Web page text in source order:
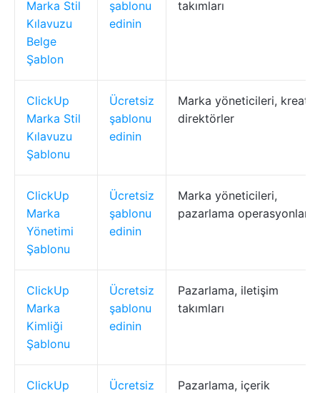
Marka Stil
Kılavuzu
Belge
Şablon
şablonu
edinin
takımları
ClickUp
Marka Stil
Kılavuzu
Şablonu
Ücretsiz
şablonu
edinin
Marka yöneticileri, kreatif
direktörler
ClickUp
Marka
Yönetimi
Şablonu
Ücretsiz
şablonu
edinin
Marka yöneticileri,
pazarlama operasyonları
ClickUp
Marka
Kimliği
Şablonu
Ücretsiz
şablonu
edinin
Pazarlama, iletişim
takımları
ClickUp
Ücretsiz
Pazarlama, içerik